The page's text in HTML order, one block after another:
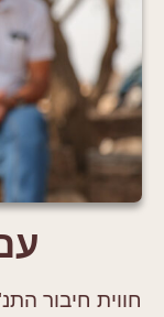
חווית חיבור